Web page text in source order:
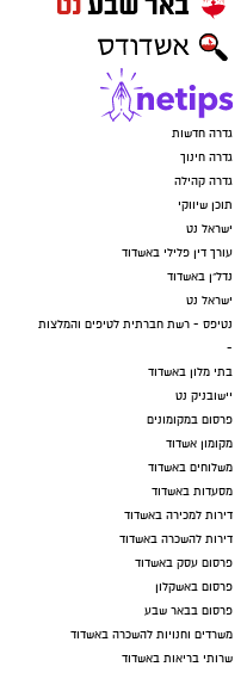
גדרה חדשות
גדרה חינוך
גדרה קהילה
תוכן שיווקי
ישראל נט
עורך דין פלילי באשדוד
נדל"ן באשדוד
ישראל נט
נטיפס - רשת חברתית לטיפים והמלצות
-
בתי מלון באשדוד
יישובניק נט
פרסום במקומונים
מקומון אשדוד
משלוחים באשדוד
מסעדות באשדוד
דירות למכירה באשדוד
דירות להשכרה באשדוד
פרסום עסק באשדוד
פרסום באשקלון
פרסום בבאר שבע
משרדים וחנויות להשכרה באשדוד
שרותי בריאות באשדוד